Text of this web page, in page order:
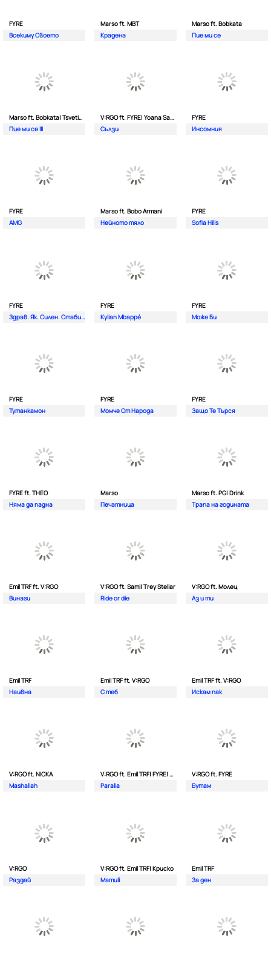
FYRE
Всекиму Своето
Marso ft. MBT
Крадена
Marso ft. Bobkata
Пие ми се
Marso ft. Bobkata| Tsvetina
Пие ми се III
V:RGO ft. FYRE| Yoana Sashova
Сълзи
FYRE
Инсомния
FYRE
AMG
Marso ft. Bobo Armani
Нейното тяло
FYRE
Sofia Hills
FYRE
Здрав. Як. Силен. Стабилен.
FYRE
Kylian Mbappé
FYRE
Може Би
FYRE
Тутанкамон
FYRE
Момче От Народа
FYRE
Защо Те Търся
FYRE ft. THEO
Няма да падна
Marso
Печатница
Marso ft. PG| Drink
Трапа на годината
Emil TRF ft. V:RGO
Винаги
V:RGO ft. Sami| Trey Stellar
Ride or die
V:RGO ft. Молец
Аз и ти
Emil TRF
Наивна
Emil TRF ft. V:RGO
С теб
Emil TRF ft. V:RGO
Искам пак
V:RGO ft. NICKA
Mashallah
V:RGO ft. Emil TRF| FYRE| 2Bona
Paralia
V:RGO ft. FYRE
Бутам
V:RGO
Раздай
V:RGO ft. Emil TRF| Криско
Mamuli
Emil TRF
За ден